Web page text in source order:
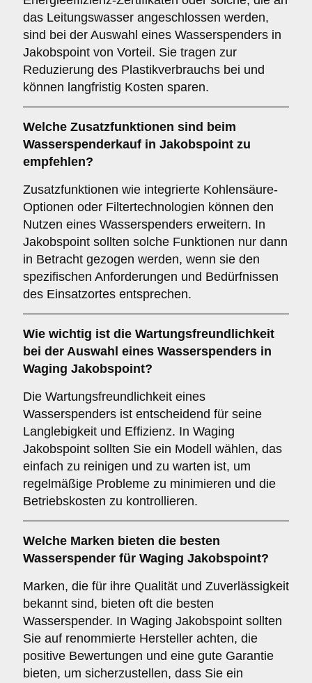
das Leitungswasser angeschlossen werden,
sind bei der Auswahl eines Wasserspenders in
Jakobspoint von Vorteil. Sie tragen zur
Reduzierung des Plastikverbrauchs bei und
können langfristig Kosten sparen.
Welche Zusatzfunktionen sind beim
Wasserspenderkauf in Jakobspoint zu
empfehlen?
Zusatzfunktionen wie integrierte Kohlensäure-
Optionen oder Filtertechnologien können den
Nutzen eines Wasserspenders erweitern. In
Jakobspoint sollten solche Funktionen nur dann
in Betracht gezogen werden, wenn sie den
spezifischen Anforderungen und Bedürfnissen
des Einsatzortes entsprechen.
Wie wichtig ist die Wartungsfreundlichkeit
bei der Auswahl eines Wasserspenders in
Waging Jakobspoint?
Die Wartungsfreundlichkeit eines
Wasserspenders ist entscheidend für seine
Langlebigkeit und Effizienz. In Waging
Jakobspoint sollten Sie ein Modell wählen, das
einfach zu reinigen und zu warten ist, um
regelmäßige Probleme zu minimieren und die
Betriebskosten zu kontrollieren.
Welche Marken bieten die besten
Wasserspender für Waging Jakobspoint?
Marken, die für ihre Qualität und Zuverlässigkeit
bekannt sind, bieten oft die besten
Wasserspender. In Waging Jakobspoint sollten
Sie auf renommierte Hersteller achten, die
positive Bewertungen und eine gute Garantie
bieten, um sicherzustellen, dass Sie ein